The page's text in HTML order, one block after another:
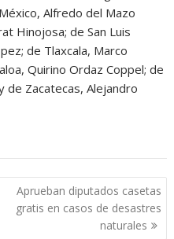
Alfredo del Mazo
Hinojosa; de San Luis
de Tlaxcala, Marco
Quirino Ordaz Coppel; de
de Zacatecas, Alejandro
Aprueban diputados casetas
gratis en casos de desastres
naturales